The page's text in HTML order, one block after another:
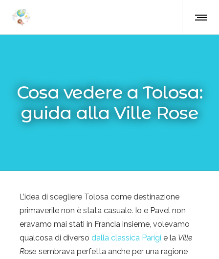
Cosa vedere a Tolosa:
guida alla Ville Rose
L’idea di scegliere Tolosa come destinazione
primaverile non è stata casuale. Io e Pavel non
eravamo mai stati in Francia insieme, volevamo
qualcosa di diverso dalla classica Parigi e la Ville
Rose sembrava perfetta anche per una ragione